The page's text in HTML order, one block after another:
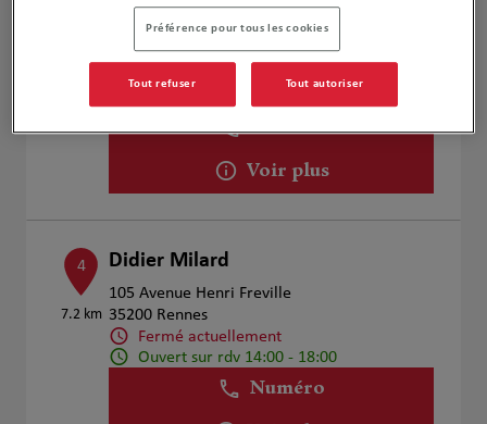
Yann Salmon et Mickael Jeanson
2 Boulevard de la Tour d'Auvergne
Numéro
Voir plus
4
7.2 km
Didier Milard
105 Avenue Henri Freville
35200 Rennes
Fermé actuellement
Ouvert sur rdv 14:00 - 18:00
Numéro
Préférence pour tous les cookies
Tout refuser Tout autoriser